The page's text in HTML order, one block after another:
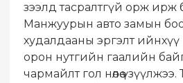
зээлд тасралтгүй орж ирж
Манжуурын авто замын
худалдааны эргэлт ийнхүү
орон нутгийн гаалийн
чармайлт гол нөлөө